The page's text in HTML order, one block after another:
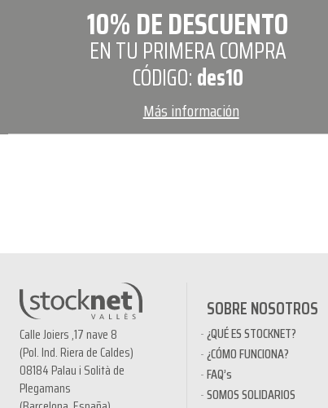
10% DE DESCUENTO
EN TU PRIMERA COMPRA
CÓDIGO:des10
Más información
Calle Joiers ,17 nave 8
(Pol. Ind. Riera de Caldes)
08184 Palau i Solità de
Plegamans
SOBRE NOSOTROS
¿QUÉ ES STOCKNET?
¿CÓMO FUNCIONA?
FAQ’s
SOMOS SOLIDARIOS